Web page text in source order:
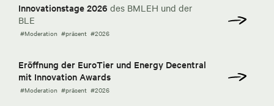
Innovationstage 2026 des BMLEH und der
BLE
#Moderation #präsent #2026
Eröffnung der EuroTier und Energy Decentral
mit Innovation Awards
#Moderation #präsent #2026